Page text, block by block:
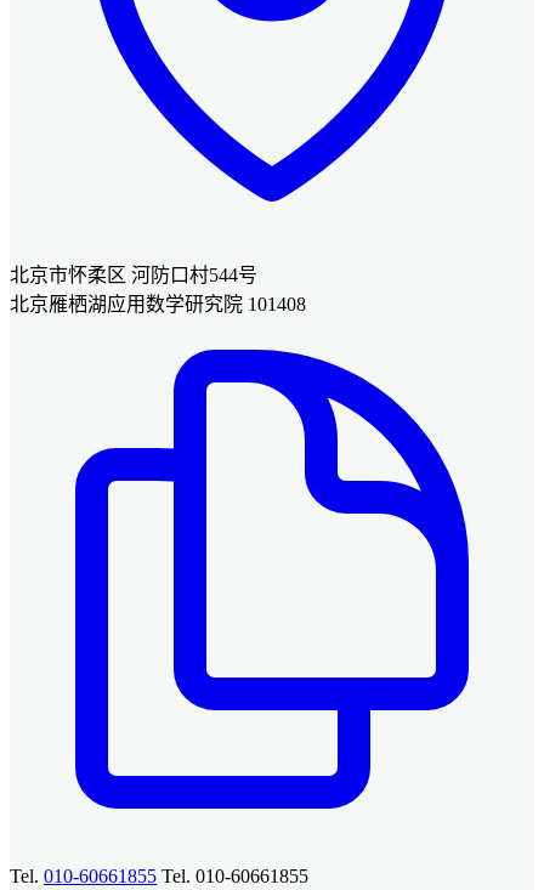
北京市怀柔区 河防口村544号
北京雁栖湖应用数学研究院 101408
Tel. 010-60661855 Tel. 010-60661855